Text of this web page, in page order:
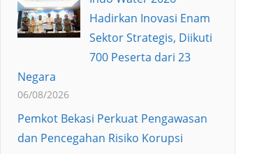
Hadirkan Inovasi Enam
Sektor Strategis, Diikuti
700 Peserta dari 23
Negara
06/08/2026
Pemkot Bekasi Perkuat Pengawasan
dan Pencegahan Risiko Korupsi